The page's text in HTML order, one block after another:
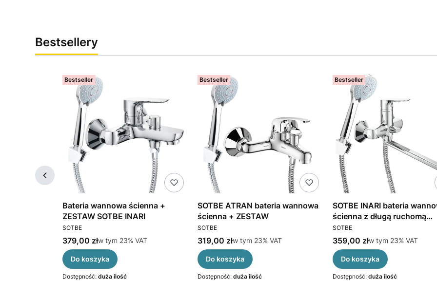
Bestsellery
Bestseller
Bateria wannowa ścienna +
ZESTAW SOTBE INARI
PRODUCENT
SOTBE
Cena brutto
379,00 złw tym %s VAT
w tym 23% VAT
Do koszyka
Dostępność: duża ilość
Bestseller
SOTBE ATRAN bateria wannowa
ścienna + ZESTAW
PRODUCENT
SOTBE
Cena brutto
319,00 złw tym %s VAT
w tym 23% VAT
Do koszyka
Dostępność: duża ilość
Bestseller
SOTBE INARI bateria
ścienna z długą ruchomą
wylewką przełącznik
ceramiczny
PRODUCENT
SOTBE
Cena brutto
359,00 złw tym %s VAT
w tym 23% VAT
Do koszyka
Dostępność: duża ilość